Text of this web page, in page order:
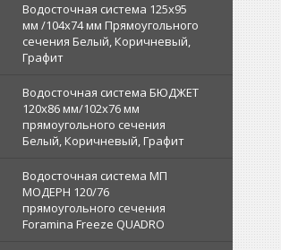
Водосточная система 125х95
мм /104х74 мм Прямоугольного
сечения Белый, Коричневый,
Графит
Водосточная система БЮДЖЕТ
120х86 мм/102х76 мм
прямоугольного сечения
Белый, Коричневый, Графит
Водосточная система МП
МОДЕРН 120/76
прямоугольного сечения
Foramina Freeze QUADRO